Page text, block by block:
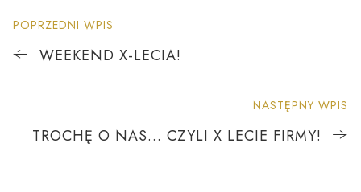
POPRZEDNI WPIS
WEEKEND X-LECIA!
NASTĘPNY WPIS
TROCHĘ O NAS… CZYLI X LECIE FIRMY!